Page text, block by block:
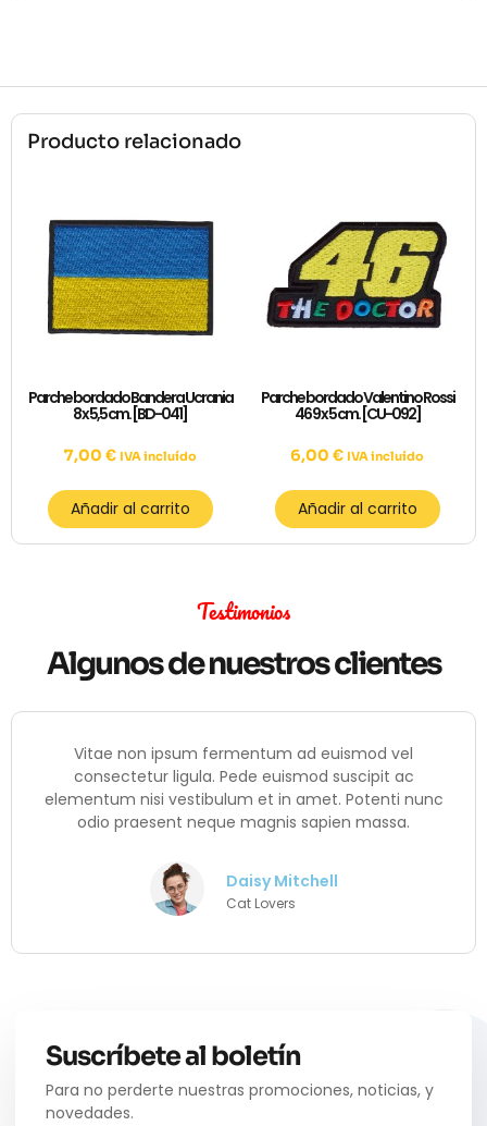
Producto relacionado
Parche bordado Bandera Ucrania
8 x 5,5 cm. [BD-041]
7,00 € IVA incluído
Añadir al carrito
Parche bordado Valentino Rossi
46 9 x 5 cm. [CU-092]
6,00 € IVA incluído
Añadir al carrito
Testimonios
Algunos de nuestros clientes
Vitae non ipsum fermentum ad euismod vel
consectetur ligula. Pede euismod suscipit ac
elementum nisi vestibulum et in amet. Potenti nunc
odio praesent neque magnis sapien massa.
Daisy Mitchell
Cat Lovers
Suscríbete al boletín
Para no perderte nuestras promociones, noticias, y
novedades.